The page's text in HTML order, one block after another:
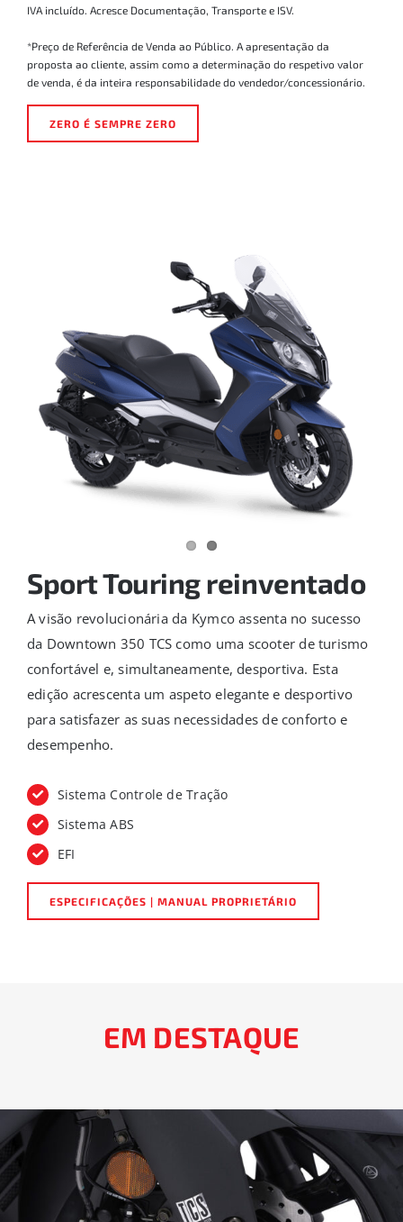
IVA incluído. Acresce Documentação, Transporte e ISV.
*Preço de Referência de Venda ao Público. A apresentação da
proposta ao cliente, assim como a determinação do respetivo valor
de venda, é da inteira responsabilidade do vendedor/concessionário.
ZERO É SEMPRE ZERO
Sport Touring reinventado
A visão revolucionária da Kymco assenta no sucesso
da Downtown 350 TCS como uma scooter de turismo
confortável e, simultaneamente, desportiva. Esta
edição acrescenta um aspeto elegante e desportivo
para satisfazer as suas necessidades de conforto e
desempenho.
Sistema Controle de Tração
Sistema ABS
EFI
ESPECIFICAÇÕES | MANUAL PROPRIETÁRIO
EM DESTAQUE